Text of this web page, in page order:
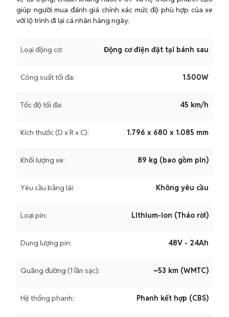
giúp người mua đánh giá chính xác mức độ phù hợp của xe
với lộ trình đi lại cá nhân hàng ngày.
Loại động cơ: Động cơ điện đặt tại bánh sau
Công suất tối đa: 1.500W
Tốc độ tối đa: 45 km/h
Kích thước (D x R x C): 1.796 x 680 x 1.085 mm
Khối lượng xe: 89 kg (bao gồm pin)
Yêu cầu bằng lái: Không yêu cầu
Loại pin: Lithium-ion (Tháo rời)
Dung lượng pin: 48V - 24Ah
Quãng đường (1 lần sạc): ~53 km (WMTC)
Hệ thống phanh: Phanh kết hợp (CBS)